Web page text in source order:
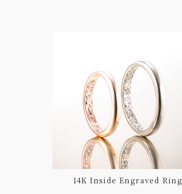
14K Inside Engraved Ring